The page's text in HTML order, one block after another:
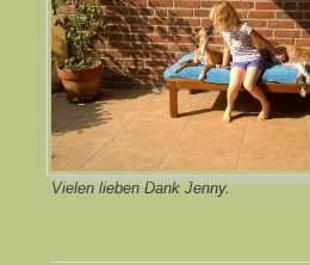
Vielen lieben Dank Jenny.